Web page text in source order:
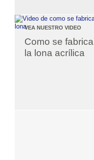
VEA NUESTRO VIDEO
Como se fabrica
la lona acrílica